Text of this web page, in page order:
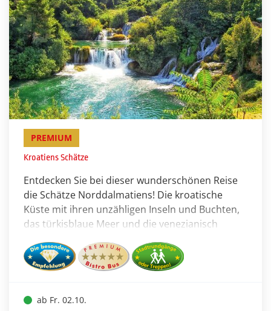
PREMIUM
Kroatiens Schätze
Entdecken Sie bei dieser wunderschönen Reise
die Schätze Norddalmatiens! Die kroatische
Küste mit ihren unzähligen Inseln und Buchten,
das türkisblaue Meer und die venezianisch
geprägten Hafenstädte werden Sie begeistern.
ab Fr. 02.10.